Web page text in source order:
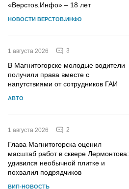
«Верстов.Инфо» – 18 лет
НОВОСТИ ВЕРСТОВ.ИНФО
1 августа 2026 3
В Магнитогорске молодые водители
получили права вместе с
напутствиями от сотрудников ГАИ
АВТО
1 августа 2026 2
Глава Магнитогорска оценил
масштаб работ в сквере Лермонтова:
удивился необычной плитке и
похвалил подрядчиков
ВИП-НОВОСТЬ